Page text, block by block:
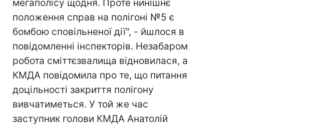
мегаполісу щодня. Проте нинішнє
положення справ на полігоні №5 є
бомбою сповільненої дії", - йшлося в
повідомленні інспекторів. Незабаром
робота сміттєзвалища відновилася, а
КМДА повідомила про те, що питання
доцільності закриття полігону
вивчатиметься. У той же час
заступник голови КМДА Анатолій